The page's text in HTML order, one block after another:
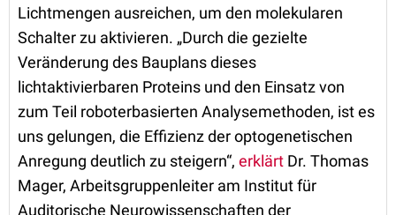
Lichtmengen ausreichen, um den molekularen
Schalter zu aktivieren. „Durch die gezielte
Veränderung des Bauplans dieses
lichtaktivierbaren Proteins und den Einsatz von
zum Teil roboterbasierten Analysemethoden, ist es
uns gelungen, die Effizienz der optogenetischen
Anregung deutlich zu steigern“, erklärt Dr. Thomas
Mager, Arbeitsgruppenleiter am Institut für
Auditorische Neurowissenschaften der